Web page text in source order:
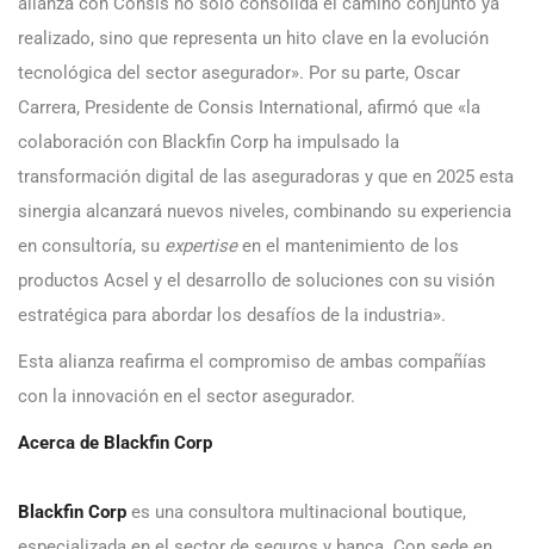
realizado, sino que representa un hito clave en la evolución
tecnológica del sector asegurador». Por su parte, Oscar
Carrera, Presidente de Consis International, afirmó que «la
colaboración con Blackfin Corp ha impulsado la
transformación digital de las aseguradoras y que en 2025 esta
sinergia alcanzará nuevos niveles, combinando su experiencia
en consultoría, su expertiseen el mantenimiento de los
productos Acsel y el desarrollo de soluciones con su visión
estratégica para abordar los desafíos de la industria».
Esta alianza reafirma el compromiso de ambas compañías
con la innovación en el sector asegurador.
Acerca de Blackfin Corp
Blackfin Corp es una consultora multinacional boutique,